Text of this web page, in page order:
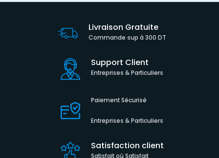
Livraison Gratuite
Commande sup à 300 DT
Support Client
Entreprises & Particuliers
Paiement Sécurisé
Entreprises & Particuliers
Satisfaction client
Satisfait où Satisfait